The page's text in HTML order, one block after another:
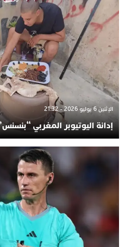
الإثنين 6 يوليو 2026 - 21:32
إدانة اليوتيوبر المغربي